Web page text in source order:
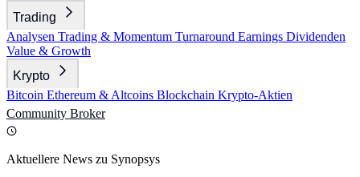
Trading
Analysen Trading & Momentum Turnaround Earnings Dividenden
Value & Growth
Krypto
Bitcoin Ethereum & Altcoins Blockchain Krypto-Aktien
Community Broker
Aktuellere News zu Synopsys